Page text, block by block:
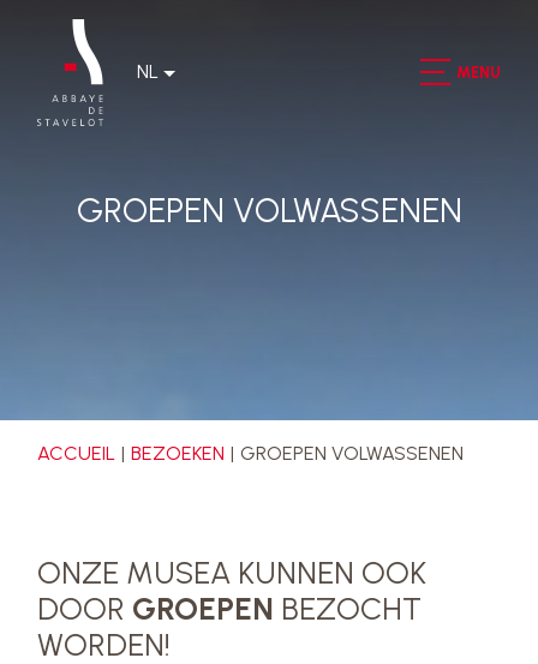
NL MENU
GROEPEN VOLWASSENEN
ACCUEIL BEZOEKEN GROEPEN VOLWASSENEN
ONZE MUSEA KUNNEN OOK
DOOR GROEPEN BEZOCHT
WORDEN!